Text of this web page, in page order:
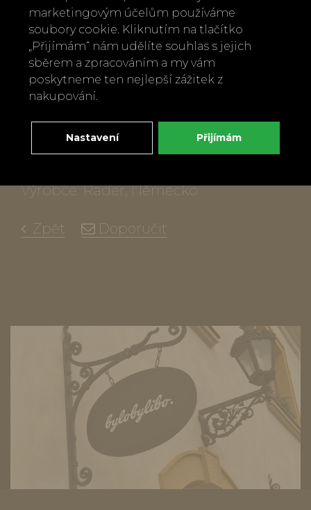
dřeva.
Jde o přírodní produkt, mohou se
objevit různá zrna.
Lze naolejovat.
Není vhodný do myčky.
Nelze používat jako prkénko na krájení.
Údržba: čistěte pouze jemným
Výrobce: Räder, Německo
Zpět Doporučit
marketingovým účelům používáme
soubory cookie. Kliknutím na tlačítko
„Přijímám“ nám udělíte souhlas s jejich
sběrem a zpracováním a my vám
poskytneme ten nejlepší zážitek z
nakupování.
Nastavení Přijímám